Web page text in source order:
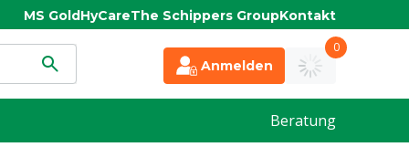
MS GoldHyCareThe Schippers GroupKontakt
Anmelden
0
Beratung